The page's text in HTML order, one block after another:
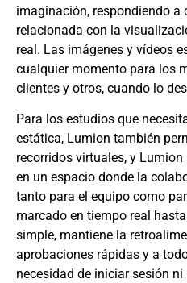
imaginación, respondiendo a
relacionada con la
real. Las imágenes y vídeos
cualquier momento para los
clientes y otros, cuando lo
Para los estudios que
estática, Lumion también
recorridos virtuales, y
en un espacio donde la
tanto para el equipo como
marcado en tiempo real
simple, mantiene la
aprobaciones rápidas y a
necesidad de iniciar sesión